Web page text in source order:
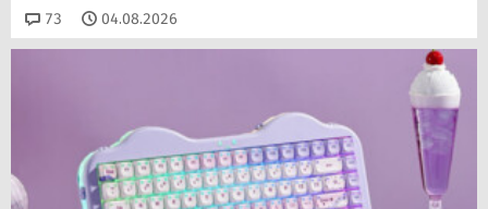
73 Kommentare
04.08.2026